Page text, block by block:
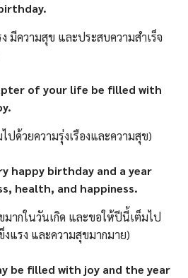
ความสุข และประสบความสำเร็จ
of your life be filled with
ด้วยความรุ่งเรืองและความสุข)
happy birthday and a year
health, and happiness.
ากในวันเกิด และขอให้ปีนี้เต็มไป
แรง และความสุขมากมาย)
be filled with joy and the year